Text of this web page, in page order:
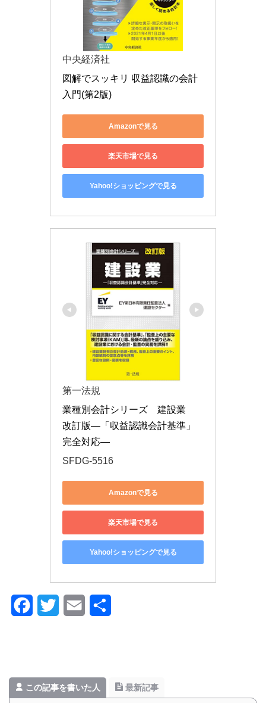
中央経済社
図解でスッキリ 収益認識の会計
入門(第2版)
Amazonで見る
楽天市場で見る
Yahoo!ショッピングで見る
第一法規
業種別会計シリーズ　建設業
改訂版―「収益認識会計基準」
完全対応―
SFDG-5516
Amazonで見る
楽天市場で見る
Yahoo!ショッピングで見る
b t l
この記事を書いた人 最新記事